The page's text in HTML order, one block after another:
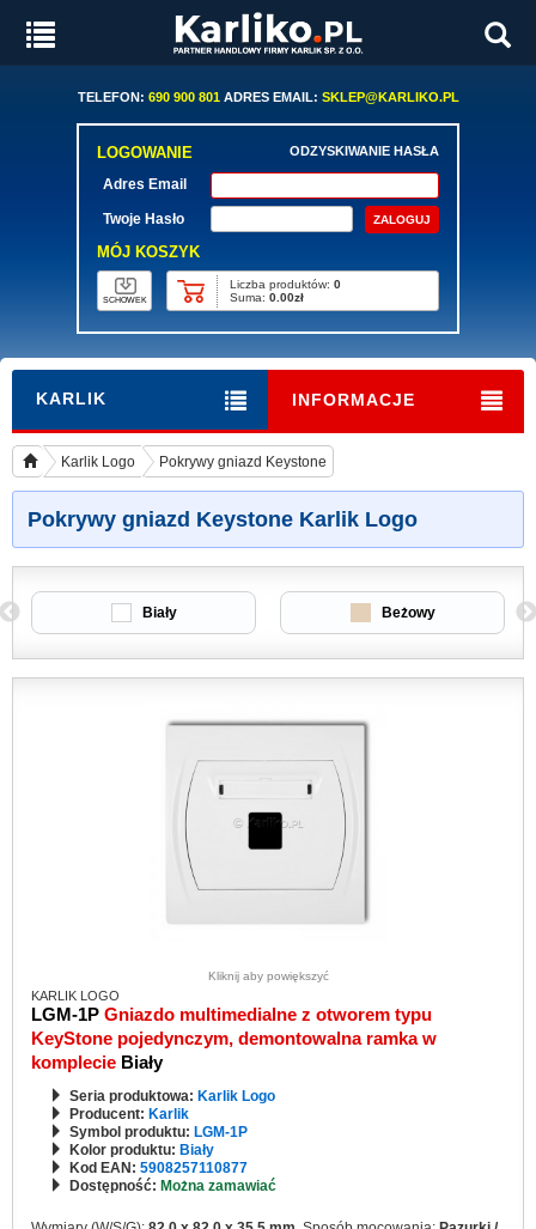
TELEFON: 690 900 801ADRES EMAIL: SKLEP@KARLIKO.PL
LOGOWANIE ODZYSKIWANIE HASŁA
Adres Email
Twoje Hasło
MÓJ KOSZYK
SCHOWEK
Liczba produktów: 0
Suma: 0.00zł
KARLIK INFORMACJE
Karlik Logo Pokrywy gniazd Keystone
Pokrywy gniazd Keystone Karlik Logo
Biały Beżowy
Kliknij aby powiększyć
KARLIK LOGO
LGM-1P Gniazdo multimedialne z otworem typu
KeyStone pojedynczym, demontowalna ramka w
komplecie Biały
Seria produktowa: Karlik Logo
Producent: Karlik
Symbol produktu: LGM-1P
Kolor produktu: Biały
Kod EAN: 5908257110877
Dostępność: Można zamawiać